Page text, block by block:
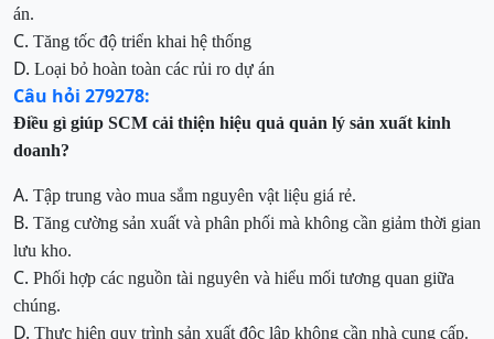
án.
C. Tăng tốc độ triển khai hệ thống
D. Loại bỏ hoàn toàn các rủi ro dự án
Câu hỏi 279278:
Điều gì giúp SCM cải thiện hiệu quả quản lý sản xuất kinh
doanh?
A. Tập trung vào mua sắm nguyên vật liệu giá rẻ.
B. Tăng cường sản xuất và phân phối mà không cần giảm thời gian
lưu kho.
C. Phối hợp các nguồn tài nguyên và hiểu mối tương quan giữa
chúng.
D. Thực hiện quy trình sản xuất độc lập không cần nhà cung cấp.